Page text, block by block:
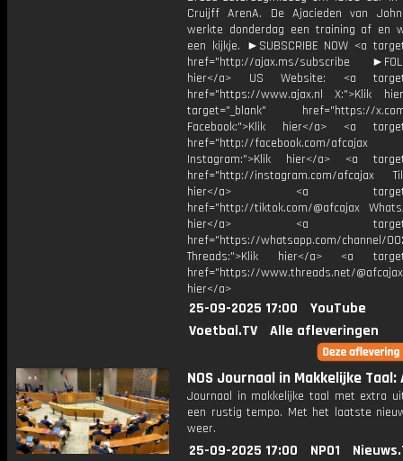
Cruijff ArenA. De Ajacieden van
werkte donderdag een training af en
een kijkje. ►SUBSCRIBE NOW <a
href="http://ajax.ms/subscribe
hier</a> US Website: <a
href="https://www.ajax.nl X:">Klik
target="_blank" href="https://x.com/
Facebook:">Klik hier</a> <a
href="http://facebook.com/afcajax
Instagram:">Klik hier</a> <a
href="http://instagram.com/afcajax
hier</a> <a
href="http://tiktok.com/@afcajax
hier</a> <a
href="https://whatsapp.com/channel/
Threads:">Klik hier</a> <a
href="https://www.threads.net/
hier</a>
25-09-2025 17:00
YouTube
Voetbal.TV
Alle afleveringen
NOS Journaal in Makkelijke Taal:
Journaal in makkelijke taal met extra
een rustig tempo. Met het laatste
weer.
25-09-2025 17:00 NPO1